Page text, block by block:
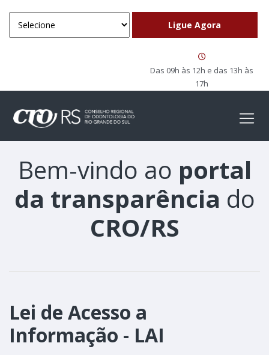
Das 09h às 12h e das 13h às
17h
Bem-vindo ao portal
da transparência do
CRO/RS
Lei de Acesso a
Informação - LAI